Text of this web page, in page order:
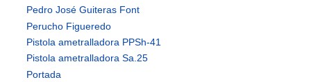
Pedro José Guiteras Font
Perucho Figueredo
Pistola ametralladora PPSh-41
Pistola ametralladora Sa.25
Portada